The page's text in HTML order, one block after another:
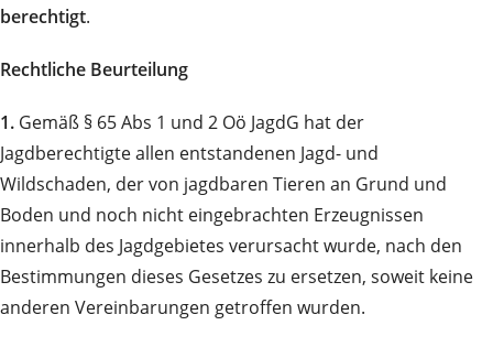
berechtigt.
Rechtliche Beurteilung
1. Gemäß § 65 Abs 1 und 2 Oö JagdG hat der
Jagdberechtigte allen entstandenen Jagd- und
Wildschaden, der von jagdbaren Tieren an Grund und
Boden und noch nicht eingebrachten Erzeugnissen
innerhalb des Jagdgebietes verursacht wurde, nach den
Bestimmungen dieses Gesetzes zu ersetzen, soweit keine
anderen Vereinbarungen getroffen wurden.